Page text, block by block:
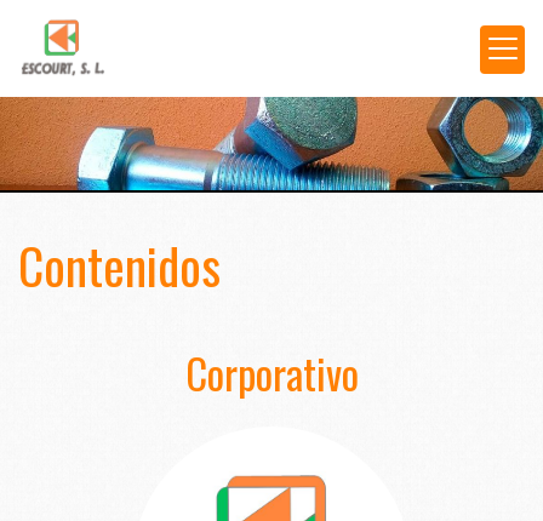
Contenidos
Corporativo